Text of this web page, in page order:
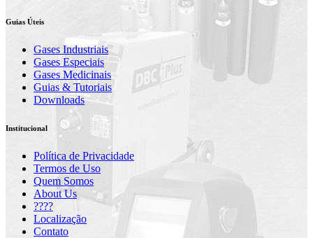
Guias Úteis
Gases Industriais
Gases Especiais
Gases Medicinais
Guias & Tutoriais
Downloads
Institucional
Política de Privacidade
Termos de Uso
Quem Somos
About Us
????
Localização
Contato